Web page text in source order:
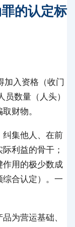
的认定标
加入资格（收门
数量（人头）
财物。
纠集他人、在前
利益的骨干；
作用的极少数成
综合认定）。一
为营运基础、